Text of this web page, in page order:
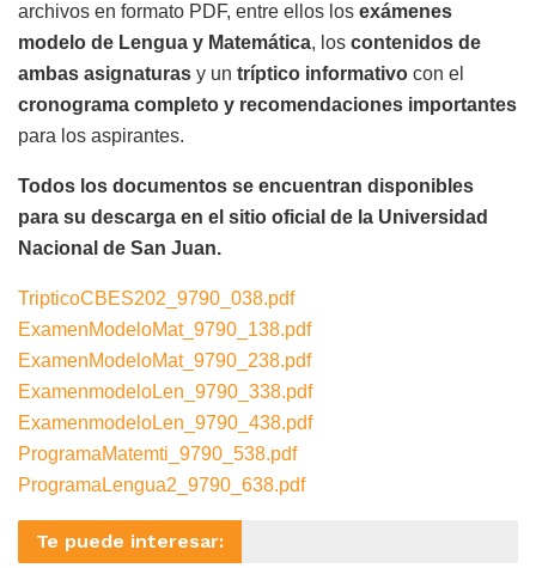
archivos en formato PDF, entre ellos los exámenes
modelo de Lengua y Matemática, los contenidos de
ambas asignaturas y un tríptico informativo con el
cronograma completo y recomendaciones importantes
para los aspirantes.
Todos los documentos se encuentran disponibles
para su descarga en el sitio oficial de la Universidad
Nacional de San Juan.
TripticoCBES202_9790_038.pdf
ExamenModeloMat_9790_138.pdf
ExamenModeloMat_9790_238.pdf
ExamenmodeloLen_9790_338.pdf
ExamenmodeloLen_9790_438.pdf
ProgramaMatemti_9790_538.pdf
ProgramaLengua2_9790_638.pdf
Te puede interesar: